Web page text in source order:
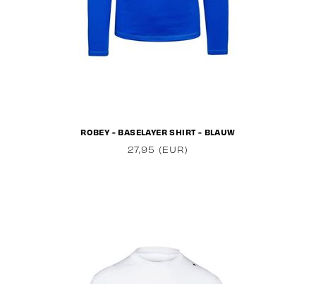
ROBEY - BASELAYER SHIRT - BLAUW
27,95 (EUR)